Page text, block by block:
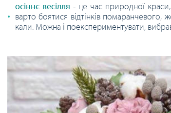
осіннє весілля - це час природної
варто боятися відтінків
кали. Можна і поекспериментувати,